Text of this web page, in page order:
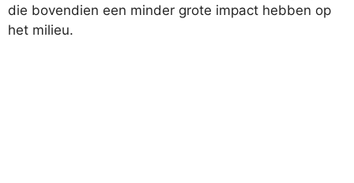
die bovendien een minder grote impact hebben op
het milieu.